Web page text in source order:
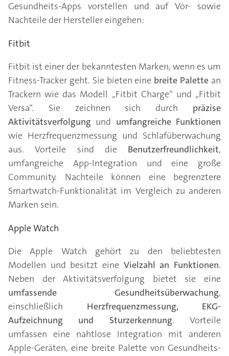
Gesundheits-Apps vorstellen und auf Vor- sowie
Nachteile der Hersteller eingehen:
Fitbit
Fitbit ist einer der bekanntesten Marken, wenn es um
Fitness-Tracker geht. Sie bieten eine breite Palette an
Trackern wie das Modell „Fitbit Charge“ und „Fitbit
Versa“. Sie zeichnen sich durch präzise
Aktivitätsverfolgung und umfangreiche Funktionen
wie Herzfrequenzmessung und Schlafüberwachung
aus. Vorteile sind die Benutzerfreundlichkeit,
umfangreiche App-Integration und eine große
Community. Nachteile können eine begrenztere
Smartwatch-Funktionalität im Vergleich zu anderen
Marken sein.
Apple Watch
Die Apple Watch gehört zu den beliebtesten
Modellen und besitzt eine Vielzahl an Funktionen.
Neben der Aktivitätsverfolgung bietet sie eine
umfassende Gesundheitsüberwachung,
einschließlich Herzfrequenzmessung, EKG-
Aufzeichnung und Sturzerkennung. Vorteile
umfassen eine nahtlose Integration mit anderen
Apple-Geräten, eine breite Palette von Gesundheits-